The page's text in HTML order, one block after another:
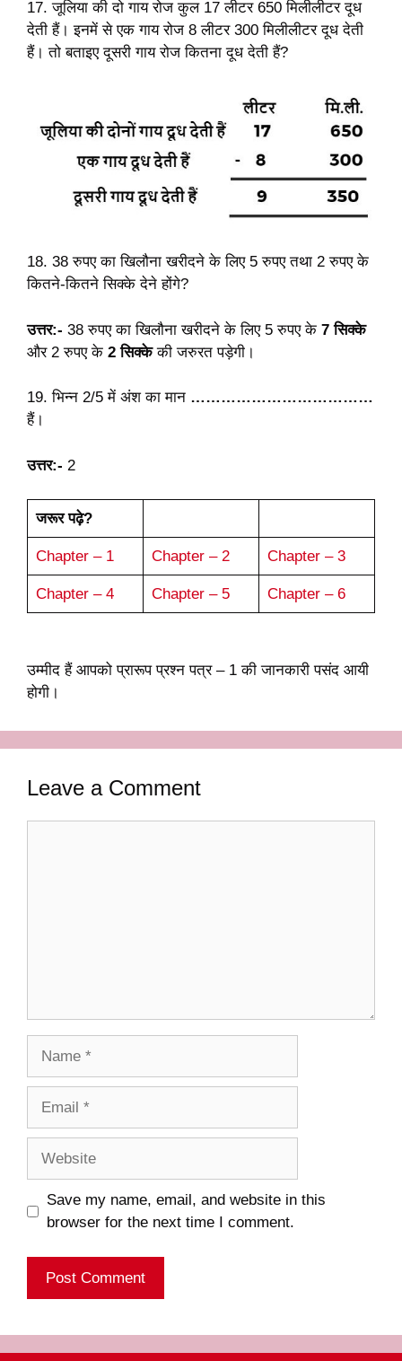
17. जूलिया की दो गाय रोज कुल 17 लीटर 650 मिलीलीटर दूध
देती हैं। इनमें से एक गाय रोज 8 लीटर 300 मिलीलीटर दूध देती
हैं। तो बताइए दूसरी गाय रोज कितना दूध देती हैं?
18. 38 रुपए का खिलौना खरीदने के लिए 5 रुपए तथा 2 रुपए के
कितने-कितने सिक्के देने होंगे?
उत्तर:- 38 रुपए का खिलौना खरीदने के लिए 5 रुपए के 7 सिक्के
और 2 रुपए के 2 सिक्केकी जरुरत पड़ेगी।
19. भिन्न 2/5 में अंश का मान ………………………………
हैं।
उत्तर:- 2
जरूर पढ़े?
Chapter – 1 Chapter – 2 Chapter – 3
Chapter – 4 Chapter – 5 Chapter – 6
उम्मीद हैं आपको प्रारूप प्रश्न पत्र – 1 की जानकारी पसंद आयी
होगी।
Leave a Comment
Save my name, email, and website in this
browser for the next time I comment.